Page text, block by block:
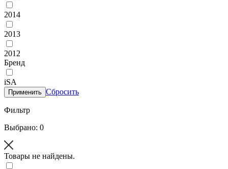
2014
2013
2012
Бренд
iSA
Применить Сбросить
Фильтр
Выбрано: 0
Товары не найдены.